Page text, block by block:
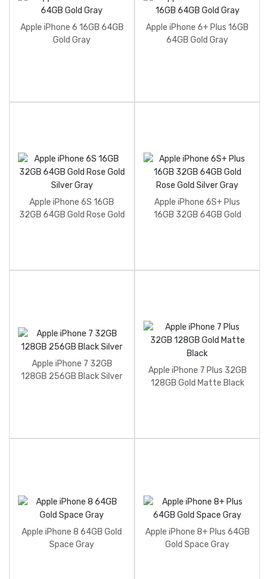
Apple iPhone 6 16GB 64GB
Gold Gray
Apple iPhone 6+ Plus 16GB
64GB Gold Gray
Apple iPhone 6S 16GB
32GB 64GB Gold Rose Gold
Apple iPhone 6S+ Plus
16GB 32GB 64GB Gold
Apple iPhone 7 32GB
128GB 256GB Black Silver
Apple iPhone 7 Plus 32GB
128GB Gold Matte Black
Apple iPhone 8 64GB Gold
Space Gray
Apple iPhone 8+ Plus 64GB
Gold Space Gray